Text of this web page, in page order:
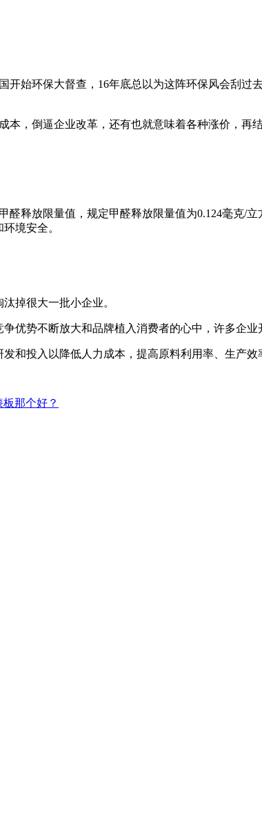
开始环保大督查，16年底总以为这阵环保风会刮
，倒逼企业改革，还有也就意味着各种涨价，再
释放限量值，规定甲醛释放限量值为0.124毫克/
境安全。
掉很大一批小企业。
优势不断放大和品牌植入消费者的心中，许多企业
和投入以降低人力成本，提高原料利用率、生产
那个好？